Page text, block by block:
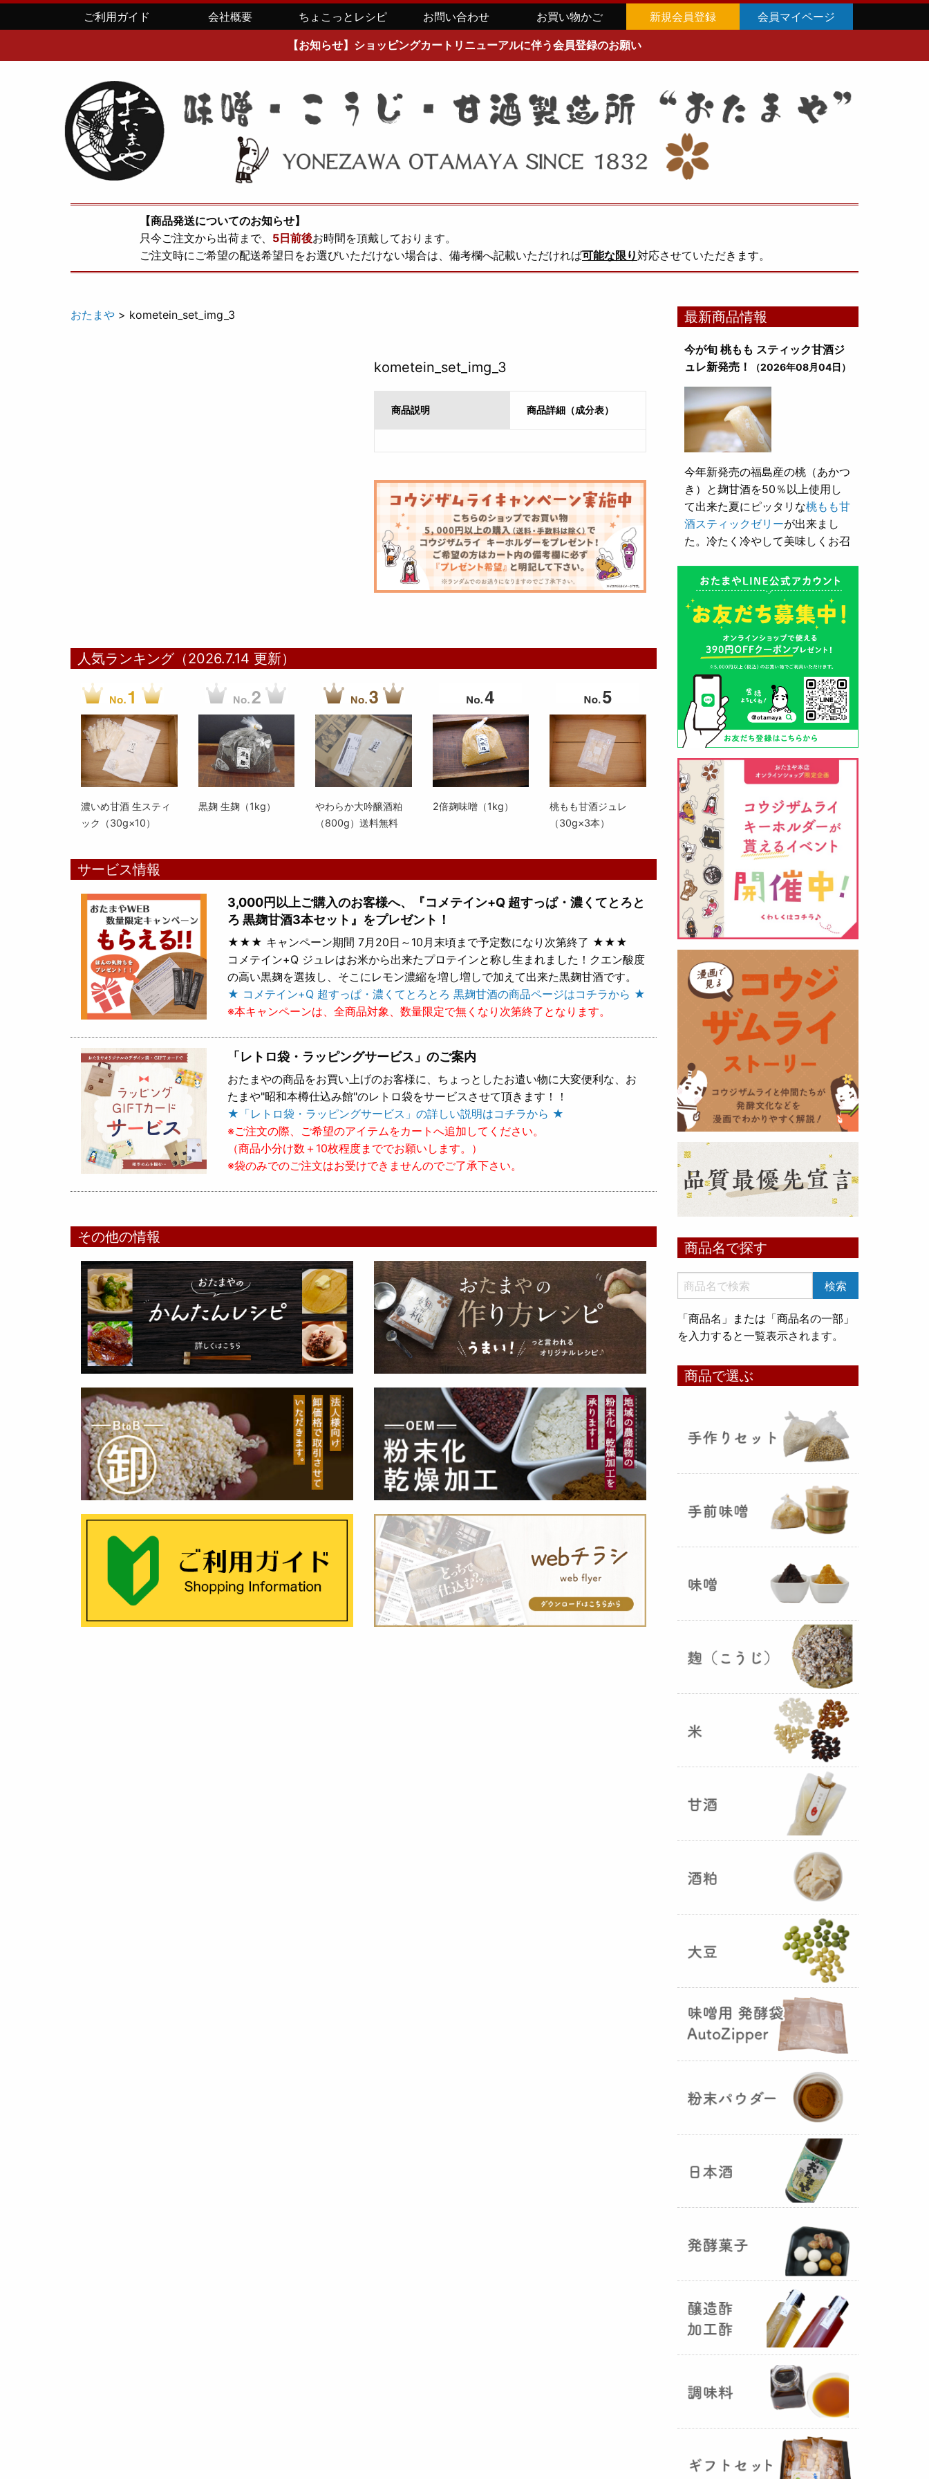
ご利用ガイド 会社概要 ちょこっとレシピ お問い合わせ お買い物かご 新規会員登録 会員マイページ
【お知らせ】ショッピングカートリニューアルに伴う会員登録のお願い
【商品発送についてのお知らせ】
只今ご注文から出荷まで、 5日前後お時間を頂戴しております。
ご注文時にご希望の配送希望日をお選びいただけない場合は、備考欄へ記載いただければ可能な限り対応させていただきます。
おたまや > kometein_set_img_3
kometein_set_img_3
商品説明 商品詳細（成分表）
人気ランキング（2026.7.14 更新）
濃いめ甘酒 生スティ
ック（30g×10）
黒麹 生麹（1kg）
やわらか大吟醸酒粕
（800g）送料無料
2倍麹味噌（1kg）
桃もも甘酒ジュレ
（30g×3本）
サービス情報
3,000円以上ご購入のお客様へ、『コメテイン+Q 超すっぱ・濃くてとろと
ろ 黒麹甘酒3本セット』をプレゼント！
★★★ キャンペーン期間 7月20日～10月末頃まで予定数になり次第終了 ★★★
コメテイン+Q ジュレはお米から出来たプロテインと称し生まれました！クエン酸度
の高い黒麹を選抜し、そこにレモン濃縮を増し増しで加えて出来た黒麹甘酒です。
★ コメテイン+Q 超すっぱ・濃くてとろとろ 黒麹甘酒の商品ページはコチラから ★
※本キャンペーンは、全商品対象、数量限定で無くなり次第終了となります。
「レトロ袋・ラッピングサービス」のご案内
おたまやの商品をお買い上げのお客様に、ちょっとしたお遣い物に大変便利な、お
たまや"昭和本樽仕込み館"のレトロ袋をサービスさせて頂きます！！
★「レトロ袋・ラッピングサービス」の詳しい説明はコチラから ★
※ご注文の際、ご希望のアイテムをカートへ追加してください。
（商品小分け数＋10枚程度まででお願いします。）
※袋のみでのご注文はお受けできませんのでご了承下さい。
その他の情報
最新商品情報
今が旬 桃もも スティック甘酒ジ
ュレ新発売！
（2026年08月04日）
今年新発売の福島産の桃（あかつ
き）と麹甘酒を50％以上使用し
て出来た夏にピッタリな桃もも甘
酒スティックゼリーが出来まし
た。冷たく冷やして美味しくお召
とろり漬け込み用酒粕が新発売！
（2026年05月10日）
山形酒蔵の今期新粕を低温でじっ
くりと熟成させて、とろり漬け込
まみをしっかりと引き出して出来
ました。野菜、お魚、お肉等の漬
け込みにどうぞ・・・
クロ黒麹甘酒 スティック新発売
（2026年03月08日）
黒麹の天然クエン酸で運動の為に
最大の機能を発揮出来るよう開発
しました。少しゆるく仕上がりま
したので初回ロット8,000本程度
を訳あり価格で提供します。品質
や栄養価には問題ありませんので
お早めにどうぞ・・・
甘酒 生スティック新発売！
（2025年11月11日）
いめ甘酒 30g』と『オートミー
プをリリース致しました。何処へ
でも持ち運びが出来て、非常に便
利です！
た！（2025年08月12日）
お米5kg貯蔵用アルミ袋が完
成しました！完全オリジナルで特
別な仕様でお米の美味しさをその
ままキープ！酸化防止と長期保存
を可能にしました！
山形さくらんぼ甘酒ゼリー発売
山形のさくらんぼをペーストにし
て、当店の生甘酒と合わせフレッ
シュな酸味の効いたさくらんぼ甘
が出来まし
た。
おたまやジャン 辛味噌発売！
5つの素材だけで出来た辛味
おたまやジャ
』が登場しました！そのままで
も、薬味や調味料を足しても利用
できます。
（2025年02月
国産（熊本産）の大麦に白麹菌を
つけて丁寧に培養して『大麦白
』が完成しました！大麦麹から
の旨みと、白麹から生成される天
然のクエン酸（酸味）が良き製品
を創出してくれることです。塩麹
作りや米麹や大麦麹とブレンドし
ての味噌作りなど、次の食のステ
ージに・・・
R6年 クロ黒麹が出来ました
♪（2025年01月15日）
商品名で探す
「商品名」または「商品名の一部」
を入力すると一覧表示されます。
商品で選ぶ